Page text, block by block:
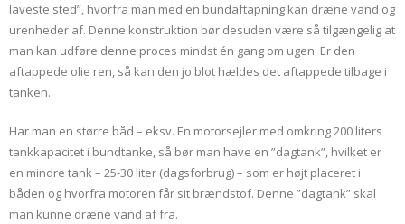
laveste sted”, hvorfra man med en bundaftapning kan dræne vand og
urenheder af. Denne konstruktion bør desuden være så tilgængelig at
man kan udføre denne proces mindst én gang om ugen. Er den
aftappede olie ren, så kan den jo blot hældes det aftappede tilbage i
tanken.
Har man en større båd – eksv. En motorsejler med omkring 200 liters
tankkapacitet i bundtanke, så bør man have en ”dagtank”, hvilket er
en mindre tank – 25-30 liter (dagsforbrug) – som er højt placeret i
båden og hvorfra motoren får sit brændstof. Denne ”dagtank” skal
man kunne dræne vand af fra.